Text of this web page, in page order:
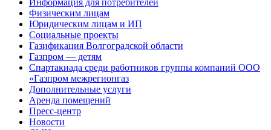
Информация для потребителей
Физическим лицам
Юридическим лицам и ИП
Социальные проекты
Газификация Волгоградской области
Газпром — детям
Спартакиада среди работников группы компаний ООО
«Газпром межрегионгаз
Дополнительные услуги
Аренда помещений
Пресс-центр
Новости